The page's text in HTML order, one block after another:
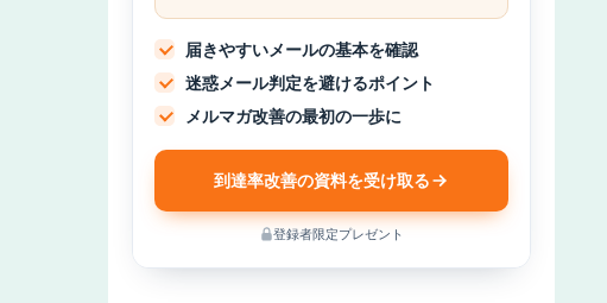
届きやすいメールの基本を確認
迷惑メール判定を避けるポイント
メルマガ改善の最初の一歩に
到達率改善の資料を受け取る
登録者限定プレゼント